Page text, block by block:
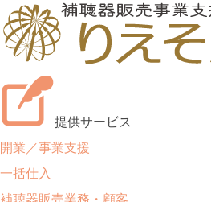
提供サービス
開業／事業支援
一括仕入
補聴器販売業務・顧客